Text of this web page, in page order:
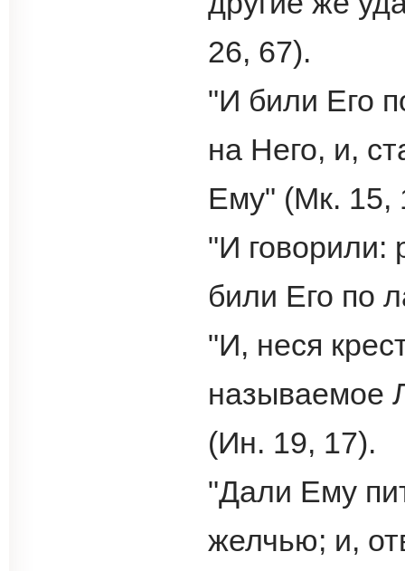
26, 67).
"И били Его
на Него, и,
Ему" (Мк. 15,
"И говорили:
били Его по
"И, неся
называемое
(Ин. 19, 17).
"Дали Ему
желчью; и,